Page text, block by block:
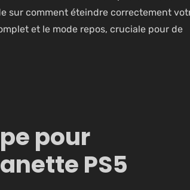
sur comment éteindre correctement
et le mode repos, cruciale pour de
pour
PS5